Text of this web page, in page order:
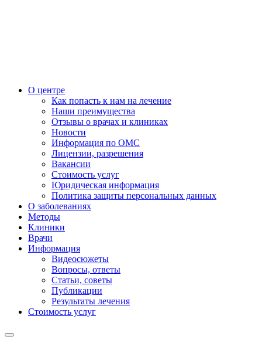
О центре
Как попасть к нам на лечение
Наши преимущества
Отзывы о врачах и клиниках
Новости
Информация по ОМС
Лицензии, разрешения
Вакансии
Стоимость услуг
Юридическая информация
Политика защиты персональных данных
О заболеваниях
Методы
Клиники
Врачи
Информация
Видеосюжеты
Вопросы, ответы
Статьи, советы
Публикации
Результаты лечения
Стоимость услуг